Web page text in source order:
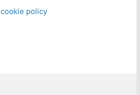
policy